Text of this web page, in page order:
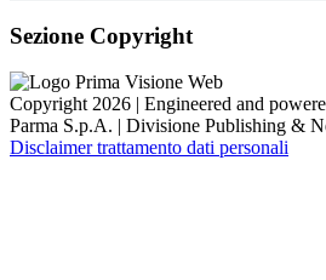
Sezione Copyright
Copyright 2026 | Engineered and
Parma S.p.A. | Divisione Publishing &
Disclaimer trattamento dati personali